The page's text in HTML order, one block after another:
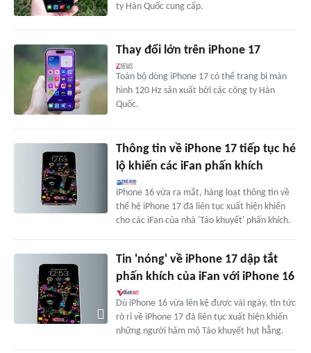
ty Hàn Quốc cung cấp.
Thay đổi lớn trên iPhone 17
Toàn bộ dòng iPhone 17 có thể trang bị màn
hình 120 Hz sản xuất bởi các công ty Hàn
Quốc.
Thông tin về iPhone 17 tiếp tục hé
lộ khiến các iFan phấn khích
iPhone 16 vừa ra mắt, hàng loạt thông tin về
thế hệ iPhone 17 đã liên tục xuất hiện khiến
cho các iFan của nhà 'Táo khuyết' phấn khích.
Tin 'nóng' về iPhone 17 dập tắt
phấn khích của iFan với iPhone 16
Dù iPhone 16 vừa lên kệ được vài ngày, tin tức
rò rỉ về iPhone 17 đã liên tục xuất hiện khiến
những người hâm mộ Táo khuyết hụt hẫng.